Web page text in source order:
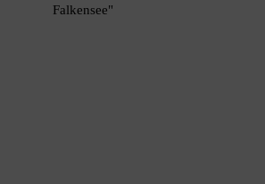
Falkensee"